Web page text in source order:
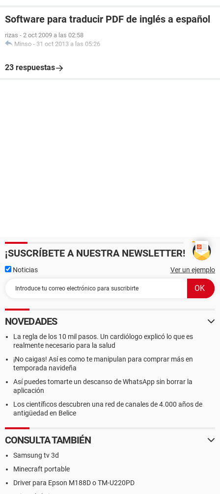
Software para traducir PDF de inglés a español
rizas - 2 oct 2009 a las 02:58
Minso - 31 oct 2013 a las 05:26
23 respuestas
¡SUSCRÍBETE A NUESTRA NEWSLETTER!
Noticias Ver un ejemplo
NOVEDADES
La regla de los 10 mil pasos. Un cardiólogo explicó lo que es
realmente necesario para la salud
¡No caigas! Así es como te manipulan para comprar más en
temporada navideña
Así puedes tomarte un descanso de WhatsApp sin borrar la
aplicación
Los científicos descubren una red de canales de 4.000 años de
antigüedad en Belice
CONSULTA TAMBIÉN
Samsung tv 3d
Minecraft portable
Driver para Epson M188D o TM-U220PD